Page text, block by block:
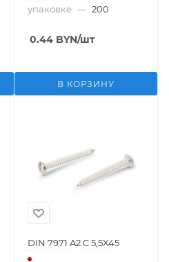
упаковке — 200
0.44 BYN/шт
В КОРЗИНУ
DIN 7971 A2 C 5,5X45